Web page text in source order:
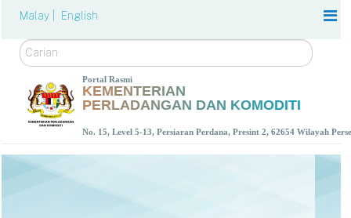
Malay | English
Carian
Portal Rasmi
KEMENTERIAN
PERLADANGAN DAN KOMODITI
No. 15, Level 5-13, Persiaran Perdana, Presint 2, 62654 Wilayah